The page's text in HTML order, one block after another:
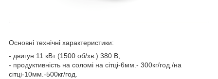
Основні технічні характеристики:
- двигун 11 кВт (1500 об/хв.) 380 В;
- продуктивність на соломі на сітці-6мм.- 300кг/год./на
сітці-10мм.-500кг/год.